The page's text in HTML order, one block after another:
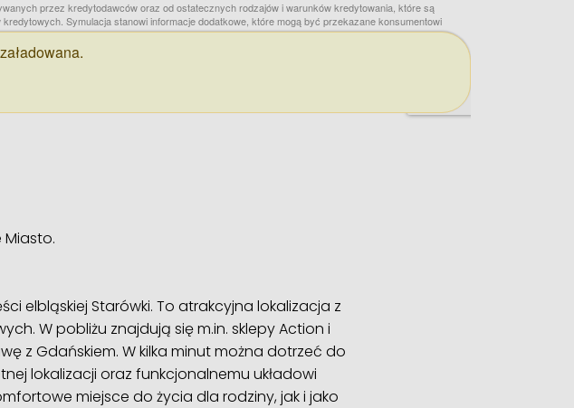
Miasto.
elbląskiej Starówki. To atrakcyjna lokalizacja z
W pobliżu znajdują się m.in. sklepy Action i
z Gdańskiem. W kilka minut można dotrzeć do
lokalizacji oraz funkcjonalnemu układowi
miejsce do życia dla rodziny, jak i jako